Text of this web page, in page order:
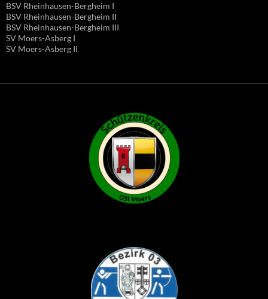
BSV Rheinhausen-Bergheim I
BSV Rheinhausen-Bergheim II
BSV Rheinhausen-Bergheim III
SV Moers-Asberg I
SV Moers-Asberg II